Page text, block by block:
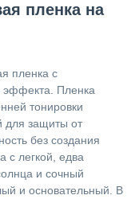
пленка на
пленка с
эффекта. Пленка
тонировки
для защиты от
без создания
с легкой, едва
и сочный
и основательный. В